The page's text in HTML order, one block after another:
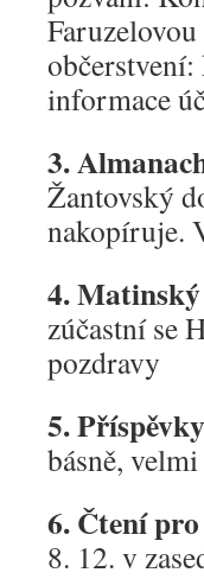
informace
3.
Žantovský
nakopíruje.
4.
zúčastní se
pozdravy
5.
básně,
6. Čtení
8. 12. v